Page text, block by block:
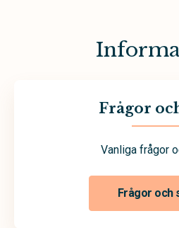
Frågor
Vanliga frågor
Frågor och